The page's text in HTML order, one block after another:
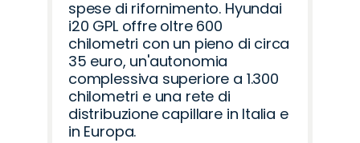
spese di rifornimento. Hyundai
i20 GPL offre oltre 600
chilometri con un pieno di circa
35 euro, un'autonomia
complessiva superiore a 1.300
chilometri e una rete di
distribuzione capillare in Italia e
in Europa.